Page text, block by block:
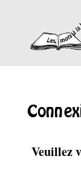
Veuillez